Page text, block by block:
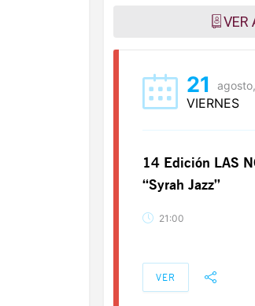
VER
21
VIERNES
14 Edición LAS
“Syrah Jazz”
21:00
VER